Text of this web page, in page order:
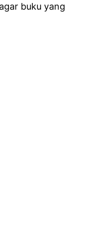
buku yang